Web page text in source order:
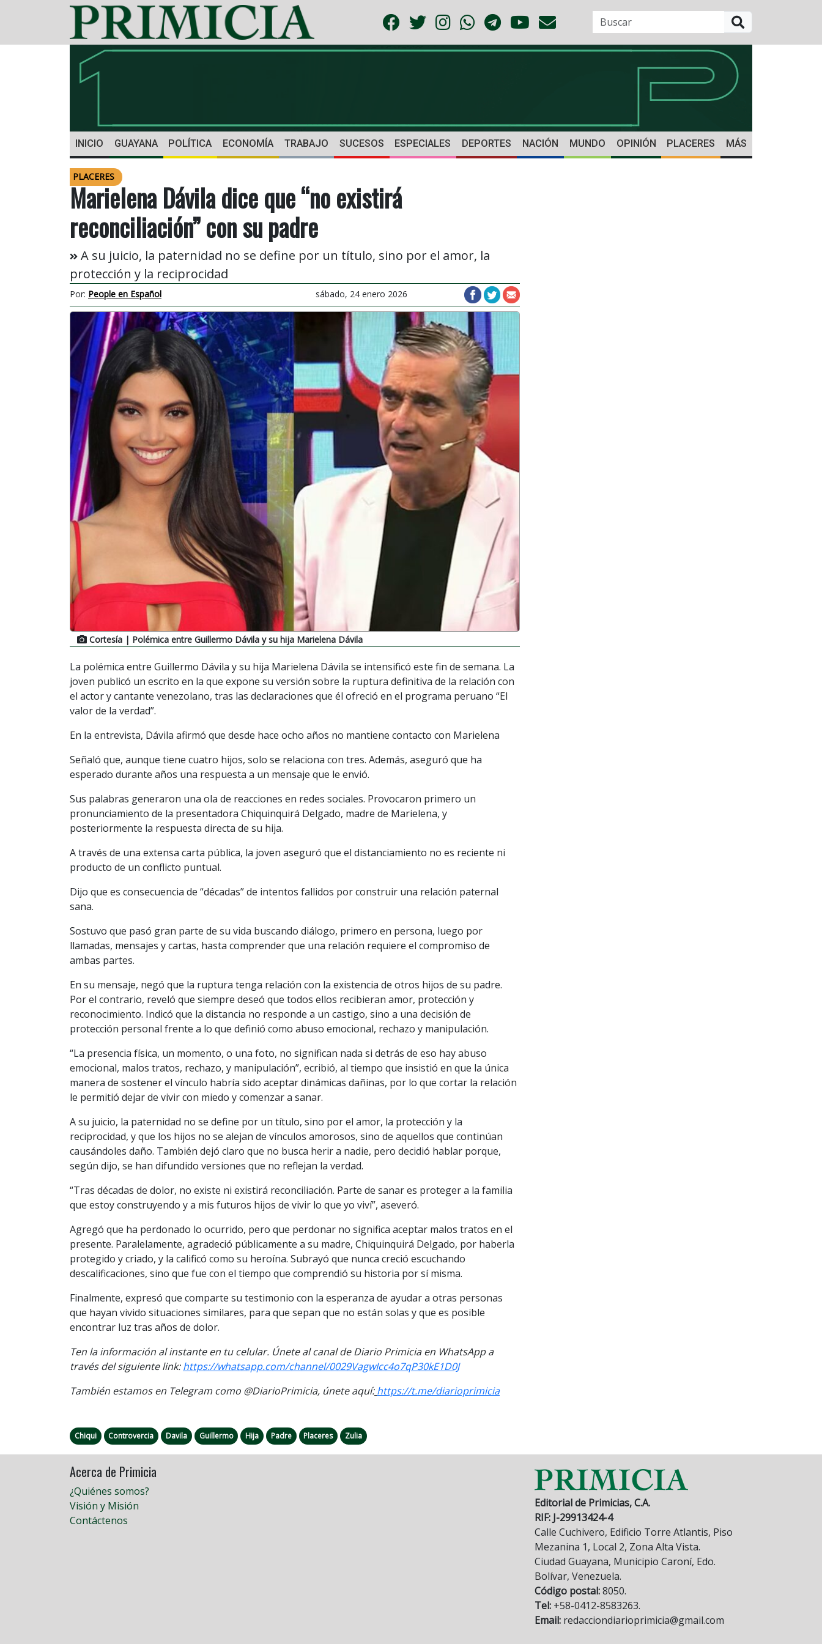
INICIO GUAYANA POLÍTICA ECONOMÍA TRABAJO SUCESOS ESPECIALES DEPORTES NACIÓN MUNDO OPINIÓN PLACERES MÁS
PLACERES
Marielena Dávila dice que “no existirá
reconciliación” con su padre
A su juicio, la paternidad no se define por un título, sino por el amor, la
protección y la reciprocidad
Por: People en Español sábado, 24 enero 2026
Cortesía | Polémica entre Guillermo Dávila y su hija Marielena Dávila
La polémica entre Guillermo Dávila y su hija Marielena Dávila se intensificó este fin de semana. La
joven publicó un escrito en la que expone su versión sobre la ruptura definitiva de la relación con
el actor y cantante venezolano, tras las declaraciones que él ofreció en el programa peruano “El
valor de la verdad”.
En la entrevista, Dávila afirmó que desde hace ocho años no mantiene contacto con Marielena
Señaló que, aunque tiene cuatro hijos, solo se relaciona con tres. Además, aseguró que ha
esperado durante años una respuesta a un mensaje que le envió.
Sus palabras generaron una ola de reacciones en redes sociales. Provocaron primero un
pronunciamiento de la presentadora Chiquinquirá Delgado, madre de Marielena, y
posteriormente la respuesta directa de su hija.
A través de una extensa carta pública, la joven aseguró que el distanciamiento no es reciente ni
producto de un conflicto puntual.
Dijo que es consecuencia de “décadas” de intentos fallidos por construir una relación paternal
sana.
Sostuvo que pasó gran parte de su vida buscando diálogo, primero en persona, luego por
llamadas, mensajes y cartas, hasta comprender que una relación requiere el compromiso de
ambas partes.
En su mensaje, negó que la ruptura tenga relación con la existencia de otros hijos de su padre.
Por el contrario, reveló que siempre deseó que todos ellos recibieran amor, protección y
reconocimiento. Indicó que la distancia no responde a un castigo, sino a una decisión de
protección personal frente a lo que definió como abuso emocional, rechazo y manipulación.
“La presencia física, un momento, o una foto, no significan nada si detrás de eso hay abuso
emocional, malos tratos, rechazo, y manipulación”, ecribió, al tiempo que insistió en que la única
manera de sostener el vínculo habría sido aceptar dinámicas dañinas, por lo que cortar la relación
le permitió dejar de vivir con miedo y comenzar a sanar.
A su juicio, la paternidad no se define por un título, sino por el amor, la protección y la
reciprocidad, y que los hijos no se alejan de vínculos amorosos, sino de aquellos que continúan
causándoles daño. También dejó claro que no busca herir a nadie, pero decidió hablar porque,
según dijo, se han difundido versiones que no reflejan la verdad.
“Tras décadas de dolor, no existe ni existirá reconciliación. Parte de sanar es proteger a la familia
que estoy construyendo y a mis futuros hijos de vivir lo que yo viví”, aseveró.
Agregó que ha perdonado lo ocurrido, pero que perdonar no significa aceptar malos tratos en el
presente. Paralelamente, agradeció públicamente a su madre, Chiquinquirá Delgado, por haberla
protegido y criado, y la calificó como su heroína. Subrayó que nunca creció escuchando
descalificaciones, sino que fue con el tiempo que comprendió su historia por sí misma.
Finalmente, expresó que comparte su testimonio con la esperanza de ayudar a otras personas
que hayan vivido situaciones similares, para que sepan que no están solas y que es posible
encontrar luz tras años de dolor.
Ten la información al instante en tu celular. Únete alcanalde Diario Primicia en WhatsApp a
través del siguiente link:https://whatsapp.com/channel/0029VagwIcc4o7qP30kE1D0J
También estamos en Telegram como @DiarioPrimicia, únete aquí: https://t.me/diarioprimicia
Chiqui Controvercia Davila Guillermo Hija Padre Placeres Zulia
Acerca de Primicia
¿Quiénes somos?
Visión y Misión
Contáctenos
Editorial de Primicias, C.A.
RIF: J-29913424-4
Calle Cuchivero, Edificio Torre Atlantis, Piso
Mezanina 1, Local 2, Zona Alta Vista.
Ciudad Guayana, Municipio Caroní, Edo.
Bolívar, Venezuela.
Código postal:8050.
Tel: +58-0412-8583263.
Email: redacciondiarioprimicia@gmail.com